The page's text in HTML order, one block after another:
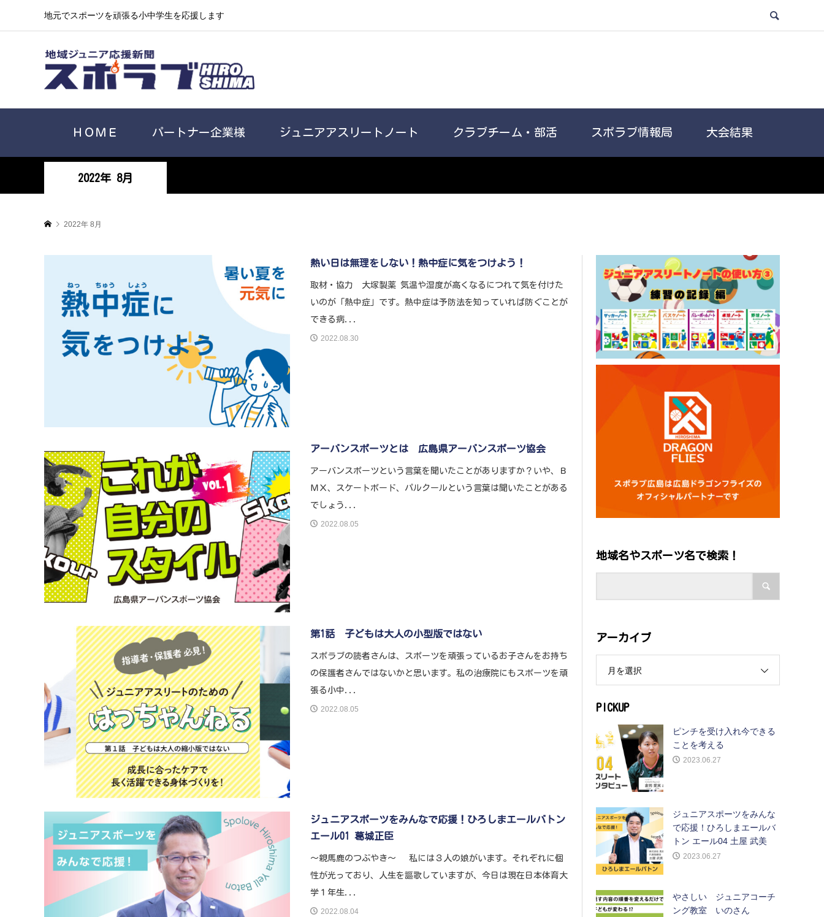
地元でスポーツを頑張る小中学生を応援します
ＨＯＭＥ パートナー企業様 ジュニアアスリートノート クラブチーム・部活 スポラブ情報局 大会結果
2022年 8月
2022年 8月
熱い日は無理をしない！熱中症に気をつけよう！
取材・協力 大塚製薬 気温や湿度が高くなるにつれて気を付けた
いのが「熱中症」です。熱中症は予防法を知っていれば防ぐことが
できる病...
2022.08.30
アーバンスポーツとは 広島県アーバンスポーツ協会
アーバンスポーツという言葉を聞いたことがありますか？いや、Ｂ
ＭＸ、スケートボード、パルクールという言葉は聞いたことがある
でしょう...
2022.08.05
第1話 子どもは大人の小型版ではない
スポラブの読者さんは、スポーツを頑張っているお子さんをお持ち
の保護者さんではないかと思います。私の治療院にもスポーツを頑
張る小中...
2022.08.05
ジュニアスポーツをみんなで応援！ひろしまエールバトン
エール01 葛城正臣
〜親馬鹿のつぶやき〜 私には３人の娘がいます。それぞれに個
性が光っており、人生を謳歌していますが、今日は現在日本体育大
学１年生...
2022.08.04
地域名やスポーツ名で検索！
アーカイブ
月を選択
PICKUP
ピンチを受け入れ今できる
ことを考える
2023.06.27
ジュニアスポーツをみんな
で応援！ひろしまエールバ
トン エール04 土屋 武美
2023.06.27
やさしい ジュニアコーチ
ング教室 いのさん